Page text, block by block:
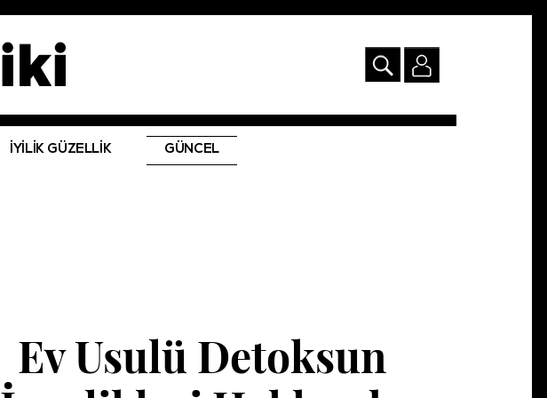
İYİLİK GÜZELLİK GÜNCEL
Ev Usulü Detoksun